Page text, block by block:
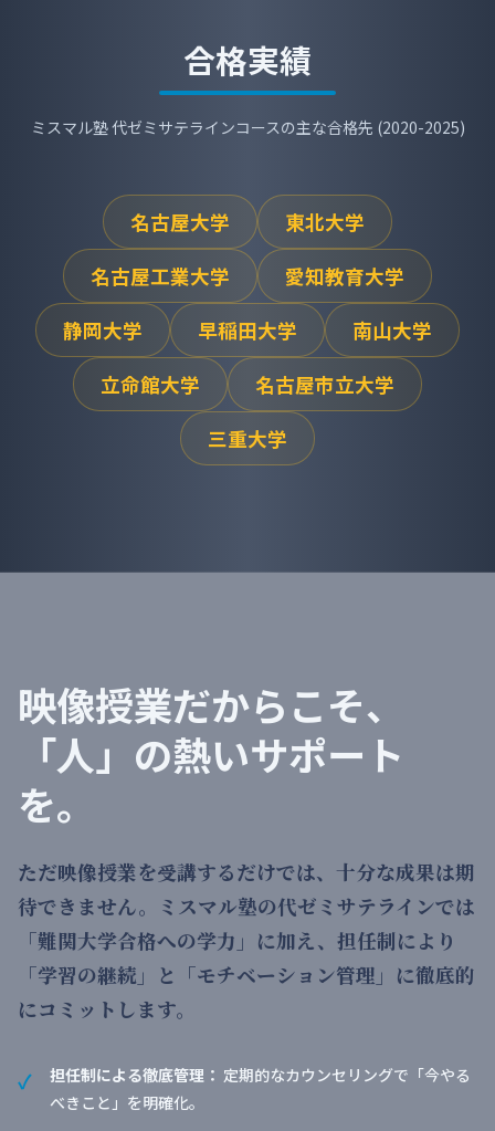
合格実績
ミスマル塾 代ゼミサテラインコースの主な合格先 (2020-2025)
名古屋大学
東北大学
名古屋工業大学
愛知教育大学
静岡大学
早稲田大学
南山大学
立命館大学
名古屋市立大学
三重大学
映像授業だからこそ、
「人」の熱いサポート
を。
ただ映像授業を受講するだけでは、十分な成果は期
待できません。ミスマル塾の代ゼミサテラインでは
「難関大学合格への学力」に加え、担任制により
「学習の継続」と「モチベーション管理」に徹底的
にコミットします。
担任制による徹底管理： 定期的なカウンセリングで「今やる
べきこと」を明確化。